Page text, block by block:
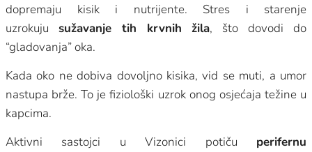
dopremaju kisik i nutrijente. Stres i starenje
uzrokuju sužavanje tih krvnih žila, što dovodi do
“gladovanja” oka.
Kada oko ne dobiva dovoljno kisika, vid se muti, a umor
nastupa brže. To je fiziološki uzrok onog osjećaja težine u
kapcima.
Aktivni sastojci u Vizonici potiču perifernu